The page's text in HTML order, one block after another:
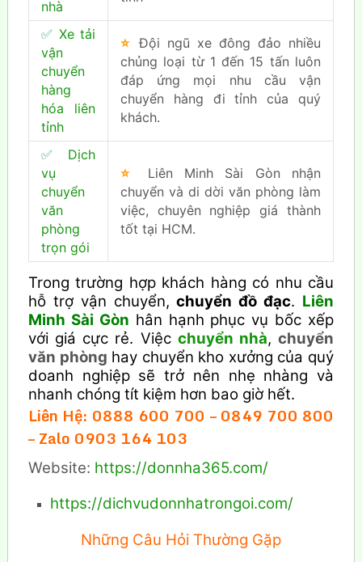
nhà
✅ Xe tải
vận
chuyển
hàng
hóa liên
tỉnh
⭐Đội ngũ xe đông đảo nhiều
chủng loại từ 1 đến 15 tấn luôn
đáp ứng mọi nhu cầu vận
chuyển hàng đi tỉnh của quý
khách.
✅
Dịch
vụ
chuyển
văn
phòng
trọn gói
⭐ Liên Minh Sài Gòn nhận
chuyển và di dời văn phòng làm
việc, chuyên nghiệp giá thành
tốt tại HCM.
Trong trường hợp khách hàng có nhu cầu
hỗ trợ vận chuyển,chuyển đồ đạc. Liên
Minh Sài Gòn hân hạnh phục vụ bốc xếp
với giá cực rẻ. Việc chuyển nhà,chuyển
văn phòng hay chuyển kho xưởng của quý
doanh nghiệp sẽ trở nên nhẹ nhàng và
nhanh chóng tít kiệm hơn bao giờ hết.
Liên Hệ: 0888 600 700 – 0849 700 800
– Zalo 0903 164 103
Website: https://donnha365.com/
https://dichvudonnhatrongoi.com/
Những Câu Hỏi Thường Gặp